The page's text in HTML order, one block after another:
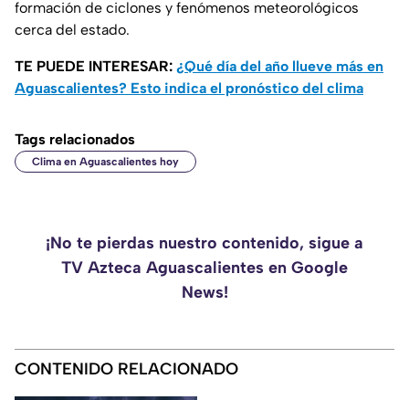
formación de ciclones y fenómenos meteorológicos
cerca del estado.
TE PUEDE INTERESAR: ¿Qué día del año llueve más en
Aguascalientes? Esto indica el pronóstico del clima
Tags relacionados
Clima en Aguascalientes hoy
¡No te pierdas nuestro contenido, sigue a
TV Azteca Aguascalientes en Google
News!
CONTENIDO RELACIONADO